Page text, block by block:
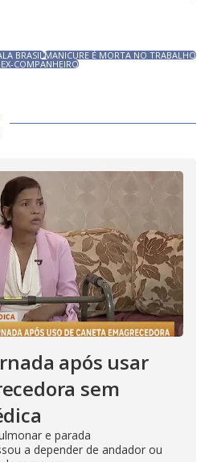
BRASILMANICURE É MORTA NO TRABALHO
COMPANHEIRO
após usar
sem
e parada
a depender de andador ou